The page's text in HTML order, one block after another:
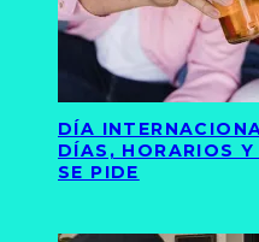
DÍA
DÍAS, HORARIOS
SE PIDE